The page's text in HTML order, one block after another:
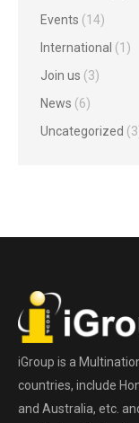
Events (14)
International (1)
Join us (3)
News (6)
Uncategorized
iGroup is a
countries, include
and Australia, etc.